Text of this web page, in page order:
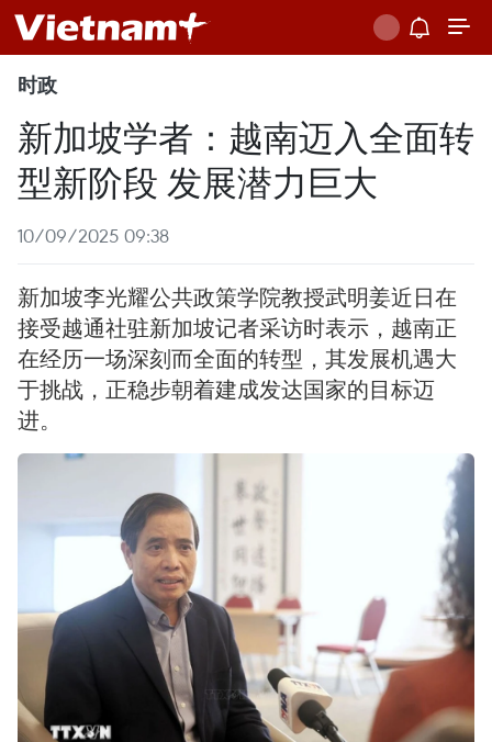
时政
新加坡学者：越南迈入全面转
型新阶段 发展潜力巨大
10/09/2025 09:38
新加坡李光耀公共政策学院教授武明姜近日在
接受越通社驻新加坡记者采访时表示，越南正
在经历一场深刻而全面的转型，其发展机遇大
于挑战，正稳步朝着建成发达国家的目标迈
进。